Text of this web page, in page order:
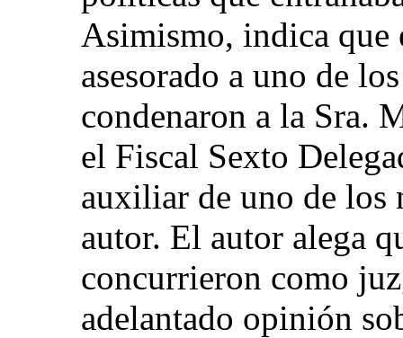
Asimismo, indica que
asesorado a uno de
condenaron a la Sra.
el Fiscal Sexto
auxiliar de uno de los
autor. El autor alega
concurrieron como
adelantado opinión